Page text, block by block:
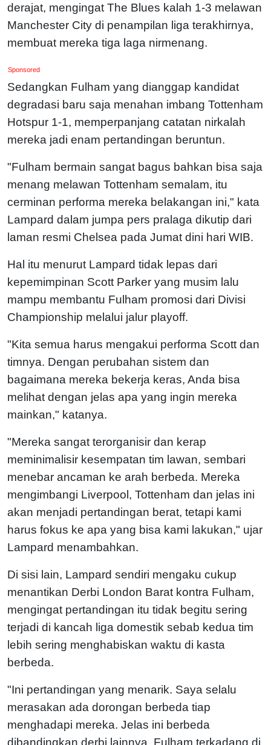
derajat, mengingat The Blues kalah 1-3 melawan
Manchester City di penampilan liga terakhirnya,
membuat mereka tiga laga nirmenang.
Sponsored
Sedangkan Fulham yang dianggap kandidat
degradasi baru saja menahan imbang Tottenham
Hotspur 1-1, memperpanjang catatan nirkalah
mereka jadi enam pertandingan beruntun.
"Fulham bermain sangat bagus bahkan bisa saja
menang melawan Tottenham semalam, itu
cerminan performa mereka belakangan ini," kata
Lampard dalam jumpa pers pralaga dikutip dari
laman resmi Chelsea pada Jumat dini hari WIB.
Hal itu menurut Lampard tidak lepas dari
kepemimpinan Scott Parker yang musim lalu
mampu membantu Fulham promosi dari Divisi
Championship melalui jalur playoff.
"Kita semua harus mengakui performa Scott dan
timnya. Dengan perubahan sistem dan
bagaimana mereka bekerja keras, Anda bisa
melihat dengan jelas apa yang ingin mereka
mainkan," katanya.
"Mereka sangat terorganisir dan kerap
meminimalisir kesempatan tim lawan, sembari
menebar ancaman ke arah berbeda. Mereka
mengimbangi Liverpool, Tottenham dan jelas ini
akan menjadi pertandingan berat, tetapi kami
harus fokus ke apa yang bisa kami lakukan," ujar
Lampard menambahkan.
Di sisi lain, Lampard sendiri mengaku cukup
menantikan Derbi London Barat kontra Fulham,
mengingat pertandingan itu tidak begitu sering
terjadi di kancah liga domestik sebab kedua tim
lebih sering menghabiskan waktu di kasta
berbeda.
"Ini pertandingan yang menarik. Saya selalu
merasakan ada dorongan berbeda tiap
menghadapi mereka. Jelas ini berbeda
dibandingkan derbi lainnya, Fulham terkadang di